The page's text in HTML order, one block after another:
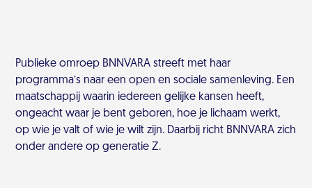
Publieke omroep BNNVARA streeft met haar
programma’s naar een open en sociale samenleving. Een
maatschappij waarin iedereen gelijke kansen heeft,
ongeacht waar je bent geboren, hoe je lichaam werkt,
op wie je valt of wie je wilt zijn. Daarbij richt BNNVARA zich
onder andere op generatie Z.